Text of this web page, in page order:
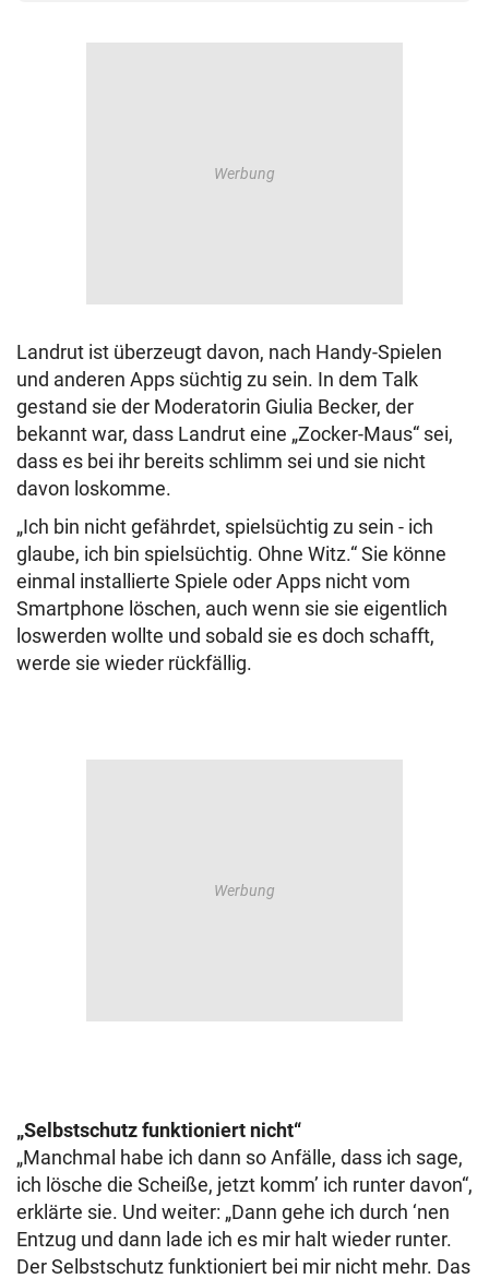
Landrut ist überzeugt davon, nach Handy-Spielen
und anderen Apps süchtig zu sein. In dem Talk
gestand sie der Moderatorin Giulia Becker, der
bekannt war, dass Landrut eine „Zocker-Maus“ sei,
dass es bei ihr bereits schlimm sei und sie nicht
davon loskomme.
„Ich bin nicht gefährdet, spielsüchtig zu sein - ich
glaube, ich bin spielsüchtig. Ohne Witz.“ Sie könne
einmal installierte Spiele oder Apps nicht vom
Smartphone löschen, auch wenn sie sie eigentlich
loswerden wollte und sobald sie es doch schafft,
werde sie wieder rückfällig.
„Selbstschutz funktioniert nicht“
„Manchmal habe ich dann so Anfälle, dass ich sage,
ich lösche die Scheiße, jetzt komm’ ich runter davon“,
erklärte sie. Und weiter: „Dann gehe ich durch ‘nen
Entzug und dann lade ich es mir halt wieder runter.
Der Selbstschutz funktioniert bei mir nicht mehr. Das